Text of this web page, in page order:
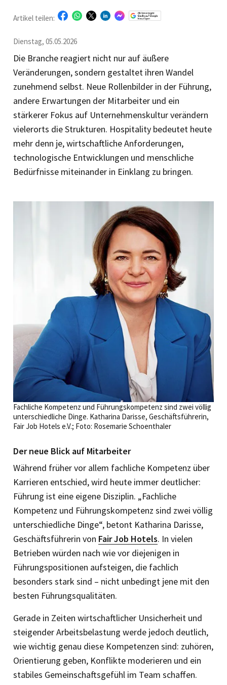
Dienstag, 05.05.2026
Artikel teilen:
Die Branche reagiert nicht nur auf äußere
Veränderungen, sondern gestaltet ihren Wandel
zunehmend selbst. Neue Rollenbilder in der Führung,
andere Erwartungen der Mitarbeiter und ein
stärkerer Fokus auf Unternehmenskultur verändern
vielerorts die Strukturen. Hospitality bedeutet heute
mehr denn je, wirtschaftliche Anforderungen,
technologische Entwicklungen und menschliche
Bedürfnisse miteinander in Einklang zu bringen.
Fachliche Kompetenz und Führungskompetenz sind zwei völlig
unterschiedliche Dinge. Katharina Darisse, Geschäftsführerin,
Fair Job Hotels e.V.; Foto: Rosemarie Schoenthaler
Der neue Blick auf Mitarbeiter
Während früher vor allem fachliche Kompetenz über
Karrieren entschied, wird heute immer deutlicher:
Führung ist eine eigene Disziplin. „Fachliche
Kompetenz und Führungskompetenz sind zwei völlig
unterschiedliche Dinge“, betont Katharina Darisse,
Geschäftsführerin von Fair Job Hotels. In vielen
Betrieben würden nach wie vor diejenigen in
Führungspositionen aufsteigen, die fachlich
besonders stark sind – nicht unbedingt jene mit den
besten Führungsqualitäten.
Gerade in Zeiten wirtschaftlicher Unsicherheit und
steigender Arbeitsbelastung werde jedoch deutlich,
wie wichtig genau diese Kompetenzen sind: zuhören,
Orientierung geben, Konflikte moderieren und ein
stabiles Gemeinschaftsgefühl im Team schaffen.